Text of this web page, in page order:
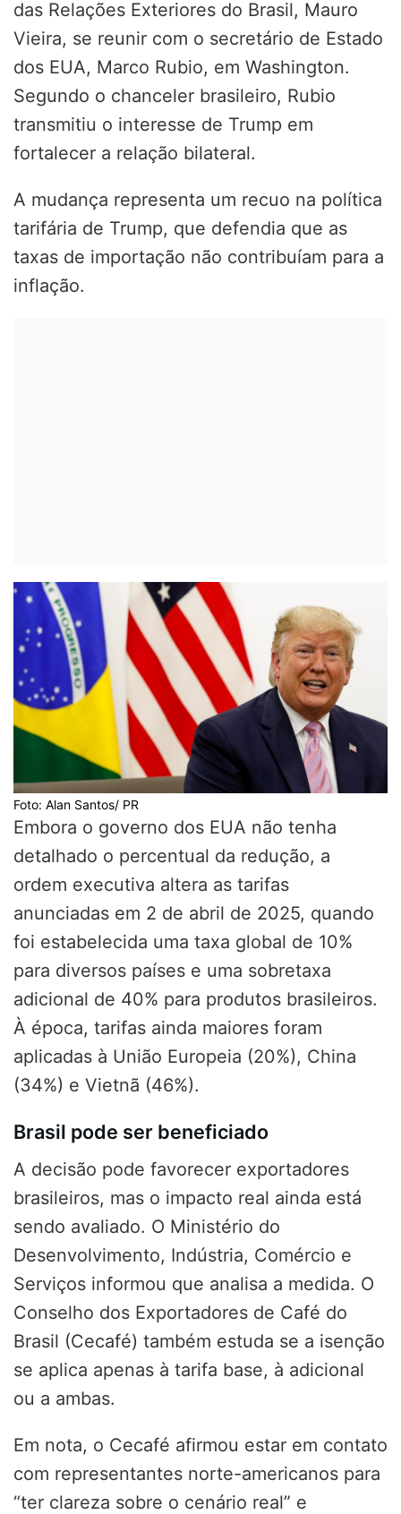
das Relações Exteriores do Brasil, Mauro
Vieira, se reunir com o secretário de Estado
dos EUA, Marco Rubio, em Washington.
Segundo o chanceler brasileiro, Rubio
transmitiu o interesse de Trump em
fortalecer a relação bilateral.
A mudança representa um recuo na política
tarifária de Trump, que defendia que as
taxas de importação não contribuíam para a
inflação.
Foto: Alan Santos/ PR
Embora o governo dos EUA não tenha
detalhado o percentual da redução, a
ordem executiva altera as tarifas
anunciadas em 2 de abril de 2025, quando
foi estabelecida uma taxa global de 10%
para diversos países e uma sobretaxa
adicional de 40% para produtos brasileiros.
À época, tarifas ainda maiores foram
aplicadas à União Europeia (20%), China
(34%) e Vietnã (46%).
Brasil pode ser beneficiado
A decisão pode favorecer exportadores
brasileiros, mas o impacto real ainda está
sendo avaliado. O Ministério do
Desenvolvimento, Indústria, Comércio e
Serviços informou que analisa a medida. O
Conselho dos Exportadores de Café do
Brasil (Cecafé) também estuda se a isenção
se aplica apenas à tarifa base, à adicional
ou a ambas.
Em nota, o Cecafé afirmou estar em contato
com representantes norte-americanos para
“ter clareza sobre o cenário real” e